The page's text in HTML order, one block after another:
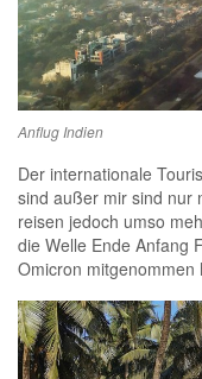
Anflug Indien
Der internationale
sind außer mir sind nur
reisen jedoch umso
die Welle Ende Anfang
Omicron mitgenommen